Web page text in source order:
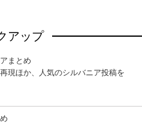
アップ
まとめ
再現ほか、人気のシルバニア投稿を